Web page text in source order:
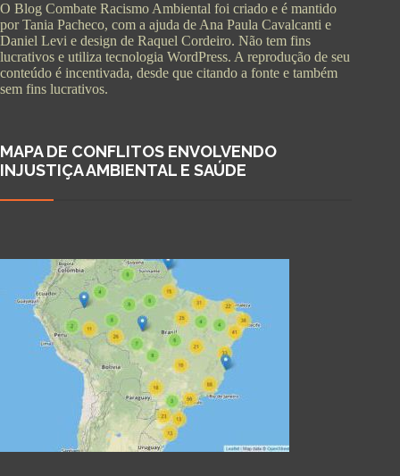
O Blog Combate Racismo Ambiental foi criado e é mantido
por Tania Pacheco, com a ajuda de Ana Paula Cavalcanti e
Daniel Levi e design de Raquel Cordeiro. Não tem fins
lucrativos e utiliza tecnologia WordPress. A reprodução de seu
conteúdo é incentivada, desde que citando a fonte e também
sem fins lucrativos.
MAPA DE CONFLITOS ENVOLVENDO
INJUSTIÇA AMBIENTAL E SAÚDE